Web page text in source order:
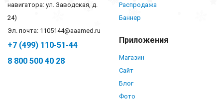
навигатора: ул. Заводская, д.
24)
Эл. почта: 1105144@aaamed.ru
+7 (499) 110-51-44
8 800 500 40 28
Распродажа
Баннер
Приложения
Магазин
Сайт
Блог
Фото